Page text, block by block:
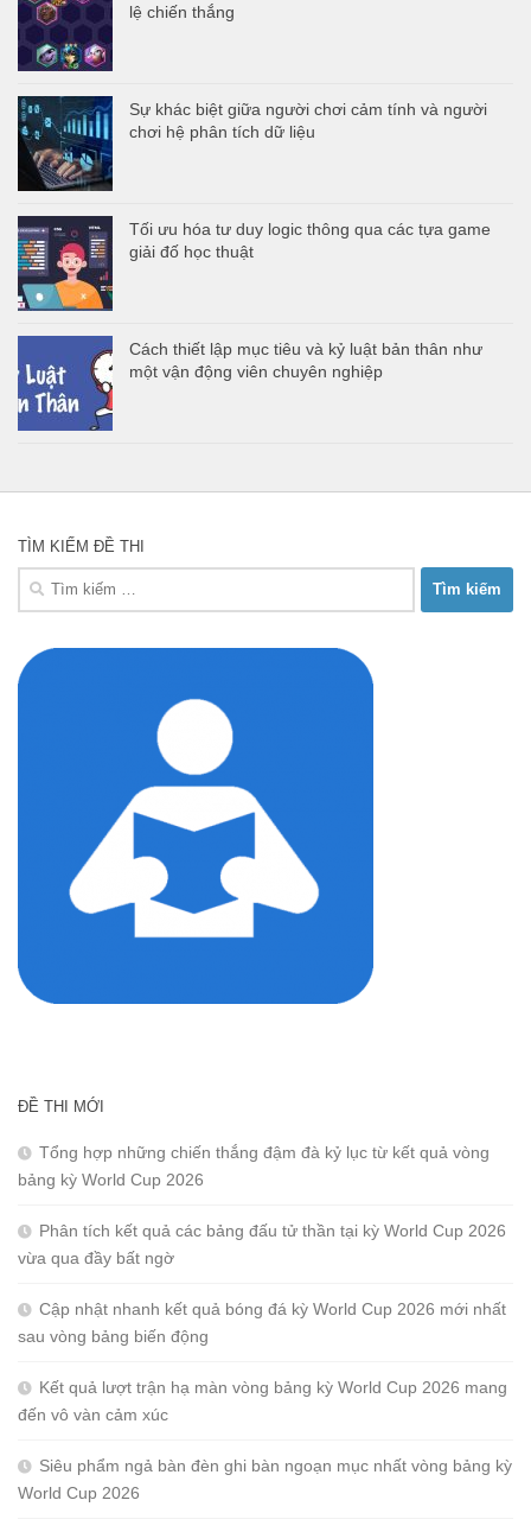
lệ chiến thắng
Sự khác biệt giữa người chơi cảm tính và người
chơi hệ phân tích dữ liệu
Tối ưu hóa tư duy logic thông qua các tựa game
giải đố học thuật
Cách thiết lập mục tiêu và kỷ luật bản thân như
một vận động viên chuyên nghiệp
TÌM KIẾM ĐỀ THI
Tìm
ĐỀ THI MỚI
Tổng hợp những chiến thắng đậm đà kỷ lục từ kết quả vòng
bảng kỳ World Cup 2026
Phân tích kết quả các bảng đấu tử thần tại kỳ World Cup 2026
vừa qua đầy bất ngờ
Cập nhật nhanh kết quả bóng đá kỳ World Cup 2026 mới nhất
sau vòng bảng biến động
Kết quả lượt trận hạ màn vòng bảng kỳ World Cup 2026 mang
đến vô vàn cảm xúc
Siêu phẩm ngả bàn đèn ghi bàn ngoạn mục nhất vòng bảng kỳ
World Cup 2026